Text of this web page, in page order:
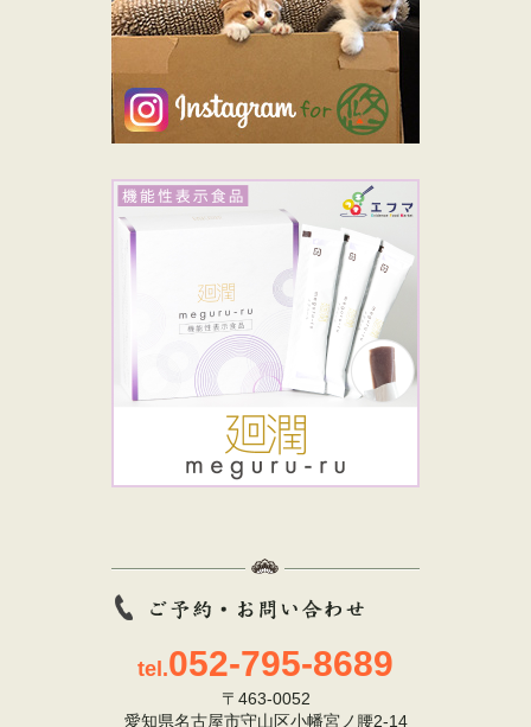
tel.052-795-8689
〒463-0052
愛知県名古屋市守山区小幡宮ノ腰2-14